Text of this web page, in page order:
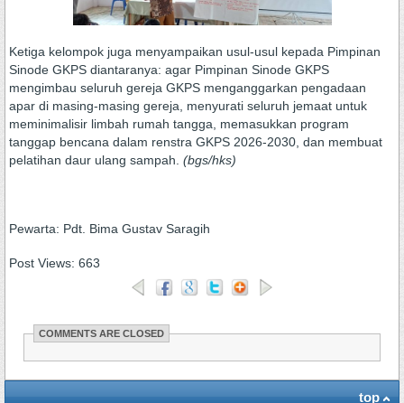
Ketiga kelompok juga menyampaikan usul-usul kepada Pimpinan
Sinode GKPS diantaranya: agar Pimpinan Sinode GKPS
mengimbau seluruh gereja GKPS menganggarkan pengadaan
apar di masing-masing gereja, menyurati seluruh jemaat untuk
meminimalisir limbah rumah tangga, memasukkan program
tanggap bencana dalam renstra GKPS 2026-2030, dan membuat
pelatihan daur ulang sampah. (bgs/hks)
Pewarta: Pdt. Bima Gustav Saragih
Post Views: 663
COMMENTS ARE CLOSED
top